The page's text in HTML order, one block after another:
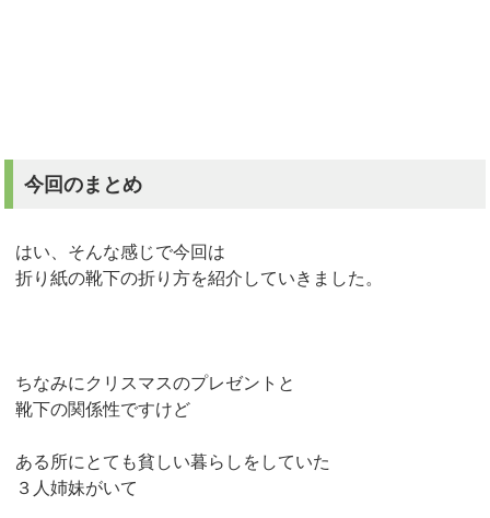
今回のまとめ
はい、そんな感じで今回は
折り紙の靴下の折り方を紹介していきました。
ちなみにクリスマスのプレゼントと
靴下の関係性ですけど
ある所にとても貧しい暮らしをしていた
３人姉妹がいて